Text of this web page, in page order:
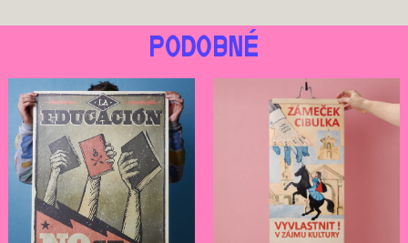
PODOBNÉ